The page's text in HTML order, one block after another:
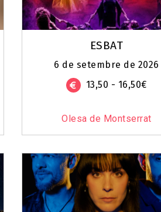
ESBAT
6 de setembre de 2026
13,50 - 16,50€
Olesa de Montserrat